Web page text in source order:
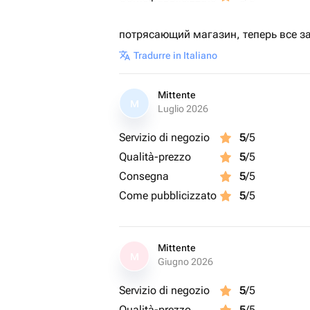
потрясающий магазин, теперь все
Tradurre in Italiano
M
Mittente
Luglio 2026
Servizio di negozio 5/5
Qualità-prezzo
5/5
Consegna
5/5
Come pubblicizzato
5/5
Mittente
Giugno 2026
Servizio di negozio 5/5